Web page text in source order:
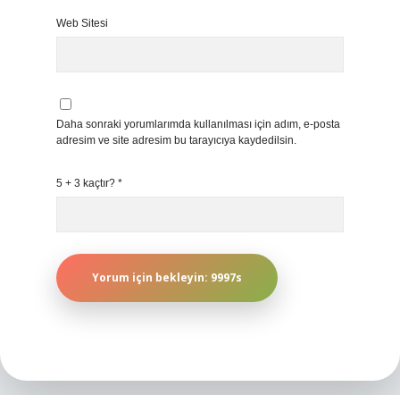
Web Sitesi
Daha sonraki yorumlarımda kullanılması için adım, e-posta
adresim ve site adresim bu tarayıcıya kaydedilsin.
5 + 3 kaçtır? *